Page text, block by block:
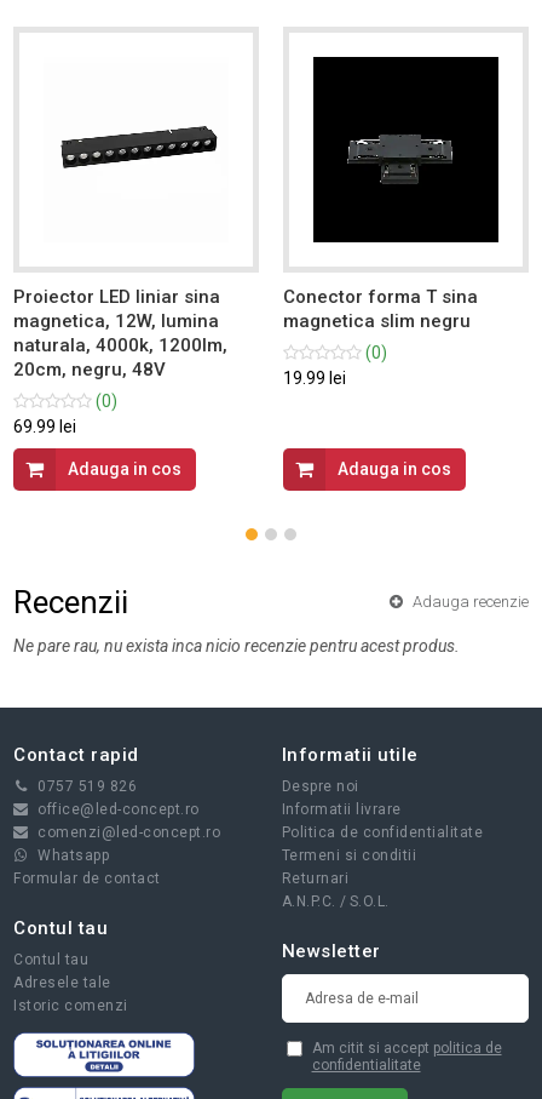
Proiector LED liniar sina
magnetica, 12W, lumina
naturala, 4000k, 1200lm,
20cm, negru, 48V
(0)
69.99 lei
Adauga in cos
Conector forma T sina
magnetica slim negru
(0)
19.99 lei
Adauga in cos
Recenzii Adauga recenzie
Ne pare rau, nu exista inca nicio recenzie pentru acest produs.
Contact rapid
0757 519 826
office@led-concept.ro
comenzi@led-concept.ro
Whatsapp
Formular de contact
Informatii utile
Despre noi
Informatii livrare
Politica de confidentialitate
Termeni si conditii
Returnari
A.N.P.C. / S.O.L.
Contul tau
Contul tau
Adresele tale
Istoric comenzi
Newsletter
Am citit si accept politica de
confidentialitate